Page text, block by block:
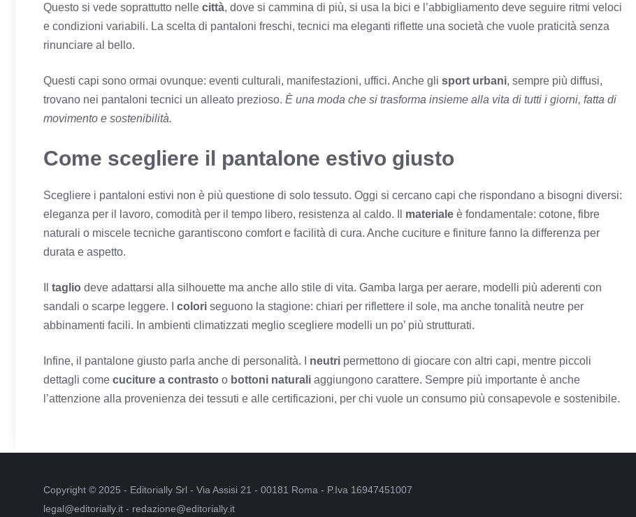
Questo si vede soprattutto nelle città, dove si cammina di più, si usa la bici e l’abbigliamento deve seguire ritmi veloci
e condizioni variabili. La scelta di pantaloni freschi, tecnici ma eleganti riflette una società che vuole praticità senza
rinunciare al bello.
Questi capi sono ormai ovunque: eventi culturali, manifestazioni, uffici. Anche gli sport urbani, sempre più diffusi,
trovano nei pantaloni tecnici un alleato prezioso. È una moda che si trasforma insieme alla vita di tutti i giorni, fatta di
movimento e sostenibilità.
Come scegliere il pantalone estivo giusto
Scegliere i pantaloni estivi non è più questione di solo tessuto. Oggi si cercano capi che rispondano a bisogni diversi:
eleganza per il lavoro, comodità per il tempo libero, resistenza al caldo. Il materiale è fondamentale: cotone, fibre
naturali o miscele tecniche garantiscono comfort e facilità di cura. Anche cuciture e finiture fanno la differenza per
durata e aspetto.
taglio deve adattarsi alla silhouette ma anche allo stile di vita. Gamba larga per aerare, modelli più aderenti con
sandali o scarpe leggere. I colori seguono la stagione: chiari per riflettere il sole, ma anche tonalità neutre per
abbinamenti facili. In ambienti climatizzati meglio scegliere modelli un po’ più strutturati.
Infine, il pantalone giusto parla anche di personalità. I neutri permettono di giocare con altri capi, mentre piccoli
dettagli come cuciture a contrasto o bottoni naturali aggiungono carattere. Sempre più importante è anche
l’attenzione alla provenienza dei tessuti e alle certificazioni, per chi vuole un consumo più consapevole e sostenibile.
Copyright © 2025 - Editorially Srl - Via Assisi 21 - 00181 Roma - P.Iva 16947451007
legal@editorially.it - redazione@editorially.it